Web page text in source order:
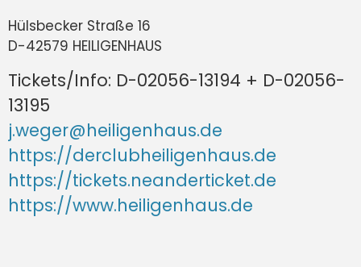
Hülsbecker Straße 16
D-42579 HEILIGENHAUS
Tickets/Info: D-02056-13194 + D-02056-
13195
j.weger@heiligenhaus.de
https://derclubheiligenhaus.de
https://tickets.neanderticket.de
https://www.heiligenhaus.de